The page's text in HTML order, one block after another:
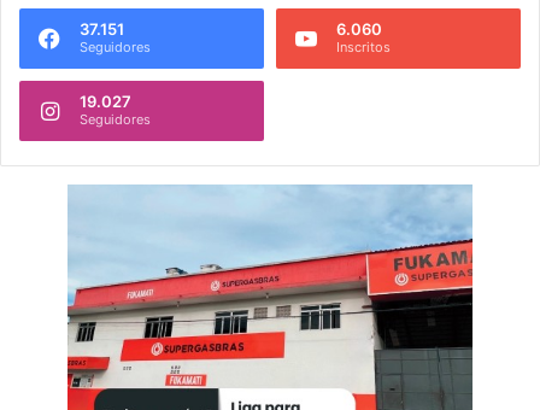
37.151
Seguidores
6.060
Inscritos
19.027
Seguidores